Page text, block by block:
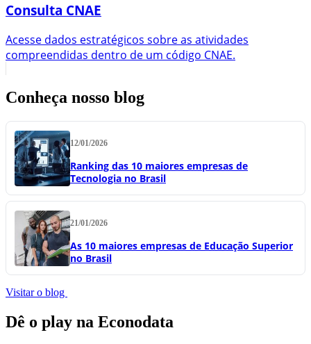
Consulta CNAE
Acesse dados estratégicos sobre as atividades
compreendidas dentro de um código CNAE.
Conheça nosso blog
12/01/2026
Ranking das 10 maiores empresas de
Tecnologia no Brasil
21/01/2026
As 10 maiores empresas de Educação Superior
no Brasil
Visitar o blog
Dê o play na Econodata